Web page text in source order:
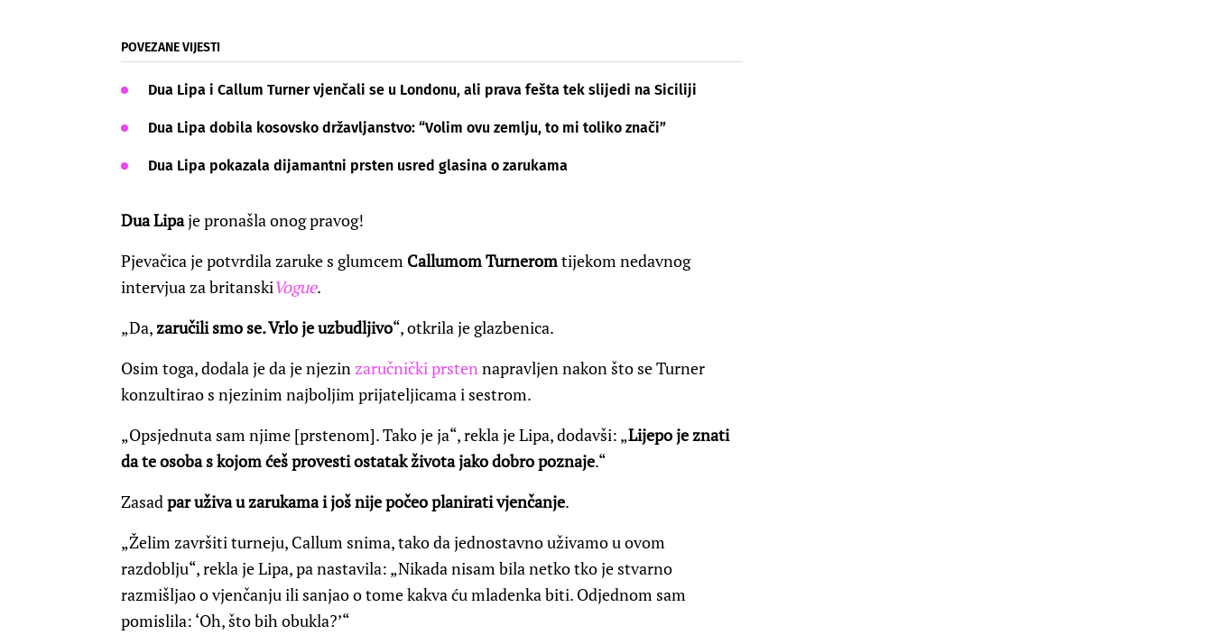
POVEZANE VIJESTI
Dua Lipa i Callum Turner vjenčali se u Londonu, ali prava fešta tek slijedi na Siciliji
Dua Lipa dobila kosovsko državljanstvo: “Volim ovu zemlju, to mi toliko znači”
Dua Lipa pokazala dijamantni prsten usred glasina o zarukama
Dua Lipaje pronašla onog pravog!
Pjevačica je potvrdila zaruke s glumcem Callumom Turneromtijekom nedavnog
intervjua za britanskiVogue.
„Da,zaručili smo se. Vrlo je uzbudljivo“, otkrila je glazbenica.
Osim toga, dodala je da je njezinzaručnički prstennapravljen nakon što se Turner
konzultirao s njezinim najboljim prijateljicama i sestrom.
„Opsjednuta sam njime [prstenom]. Tako je ja“, rekla je Lipa, dodavši: „Lijepo je znati
da te osoba s kojom ćeš provesti ostatak života jako dobro poznaje.“
Zasadpar uživa u zarukama i još nije počeo planirati vjenčanje.
„Želim završiti turneju, Callum snima, tako da jednostavno uživamo u ovom
razdoblju“, rekla je Lipa, pa nastavila: „Nikada nisam bila netko tko je stvarno
razmišljao o vjenčanju ili sanjao o tome kakva ću mladenka biti. Odjednom sam
pomislila: ‘Oh, što bih obukla?’“